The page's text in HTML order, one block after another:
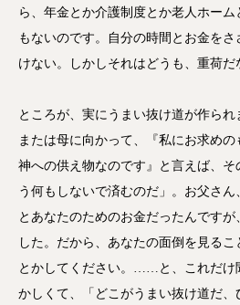
ら、年金とか介護制度とか老人ホー
もないのです。自分の時間とお金を
けない。しかしそれはどうも、重荷
ところが、実にうまい抜け道が作ら
または母に向かって、『私にお求め
神への供え物なのです』と言えば、
う何もしないで済むのだ」。お父さ
とあなたのためのお金だったんです
した。だから、あなたの面倒を見る
とかしてください。……と、これだけ
かしくて、「どこがうまい抜け道だ